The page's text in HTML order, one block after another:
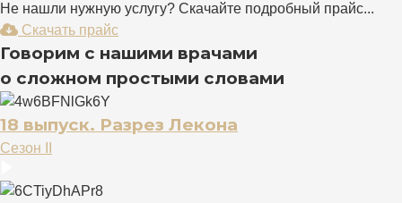
Не нашли нужную услугу? Скачайте подробный прайс...
Скачать прайс
Говорим с нашими врачами
о сложном простыми словами
18 выпуск. Разрез Лекона
Сезон II